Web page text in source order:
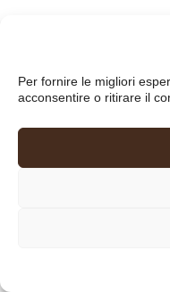
Per fornire le migliori
acconsentire o ritirare il